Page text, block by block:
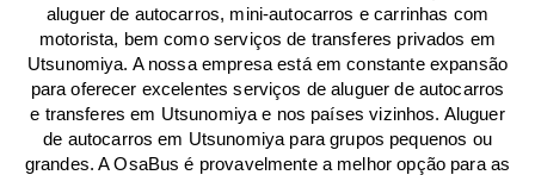
aluguer de autocarros, mini-autocarros e carrinhas com
motorista, bem como serviços de transferes privados em
Utsunomiya. A nossa empresa está em constante expansão
para oferecer excelentes serviços de aluguer de autocarros
e transferes em Utsunomiya e nos países vizinhos. Aluguer
de autocarros em Utsunomiya para grupos pequenos ou
grandes. A OsaBus é provavelmente a melhor opção para as